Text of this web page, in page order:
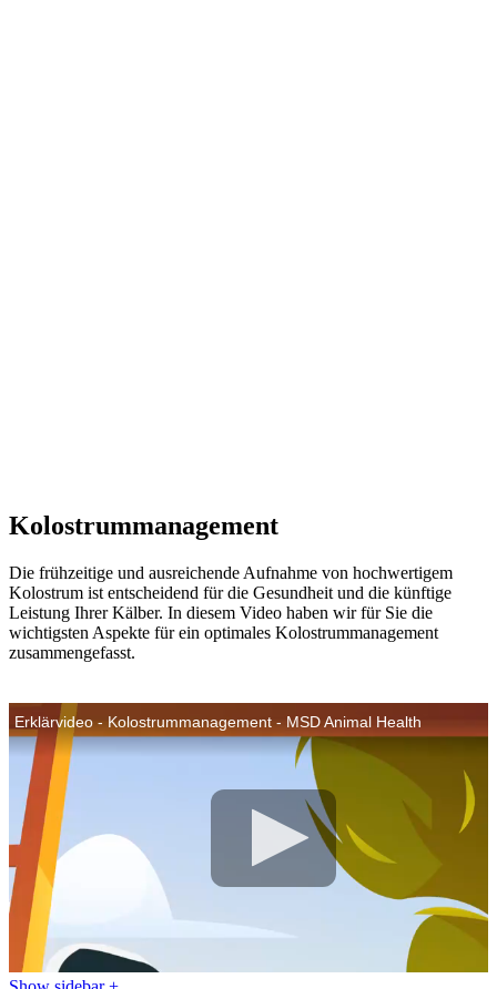
Kolostrummanagement
Die frühzeitige und ausreichende Aufnahme von hochwertigem
Kolostrum ist entscheidend für die Gesundheit und die künftige
Leistung Ihrer Kälber. In diesem Video haben wir für Sie die
wichtigsten Aspekte für ein optimales Kolostrummanagement
zusammengefasst.